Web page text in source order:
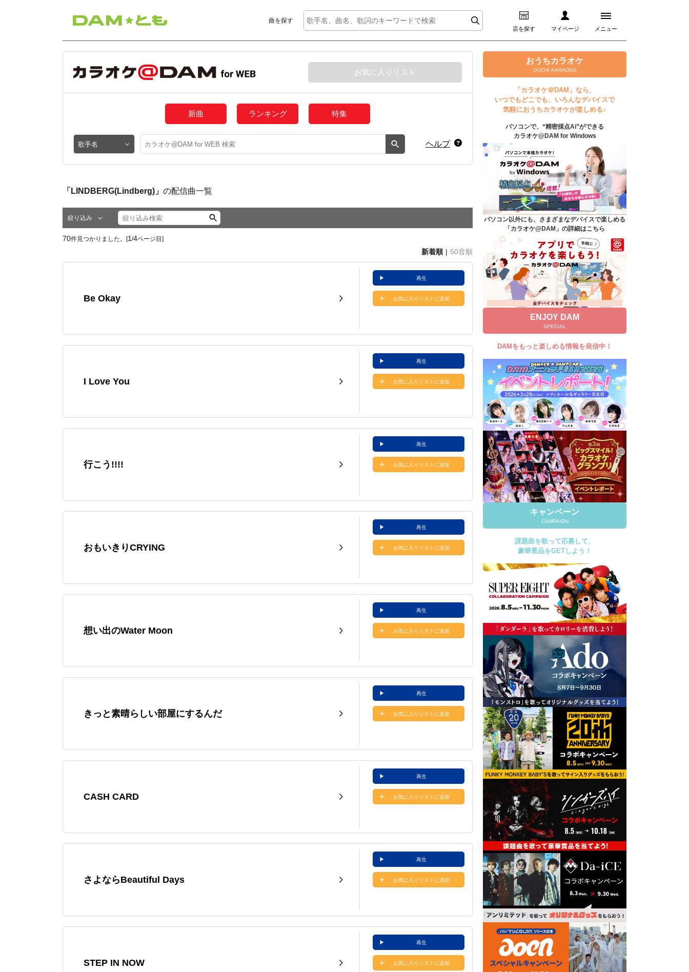
曲を探す
店を探す マイページ メニュー
ログイン
マイページ
プレミアムサービス
DAM★とも動画
DAM★とも録音
カラオケ＠DAM
ユーザー検索
キャンペーン
よくあるご質問
DAMの新曲・ランキングなど
カラオケ最新情報をチェック！
自宅でカラオケ歌い放題！
家族や友達と一緒に！練習にも！
お気に入りリスト
新曲 ランキング 特集
ヘルプ
「LINDBERG(Lindberg)」 の配信曲一覧
絞り込み
70件見つかりました。[1 /4ページ目]
新着順 50音順
Be Okay
再生
お気に入りリストに追加
I Love You
再生
お気に入りリストに追加
行こう!!!!
再生
お気に入りリストに追加
おもいきりCRYING
再生
お気に入りリストに追加
想い出のWater Moon
再生
お気に入りリストに追加
きっと素晴らしい部屋にするんだ
再生
お気に入りリストに追加
CASH CARD
再生
お気に入りリストに追加
さよならBeautiful Days
再生
お気に入りリストに追加
STEP IN NOW
再生
お気に入りリストに追加
おうちカラオケ
OUCHI KARAOKE
「カラオケ＠DAM」なら、
いつでもどこでも、いろんなデバイスで
気軽におうちカラオケが楽しめる♪
パソコンで、“精密採点Ai”ができる
カラオケ@DAM for Windows
パソコン以外にも、さまざまなデバイスで楽しめる
「カラオケ@DAM」の詳細はこちら
ENJOY DAM
SPECIAL
DAMをもっと楽しめる情報を発信中！
キャンペーン
CAMPAIGN
課題曲を歌って応募して、
豪華景品をGETしよう！